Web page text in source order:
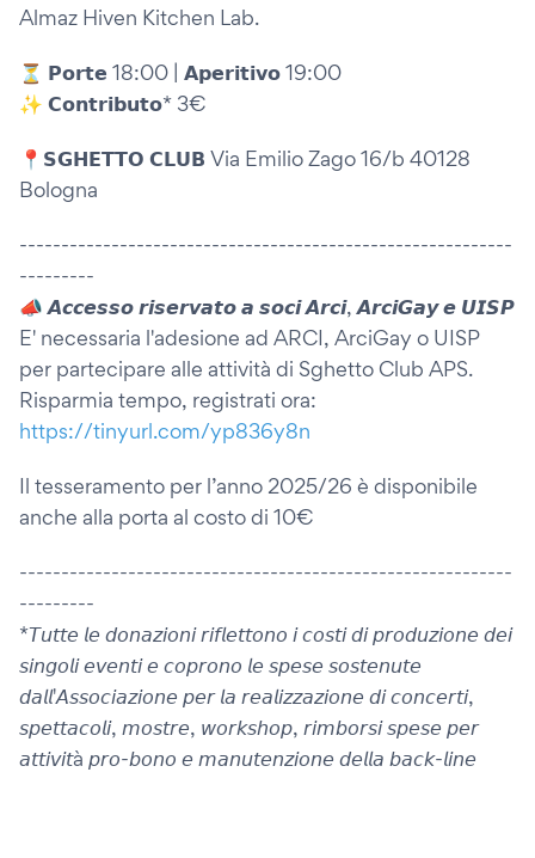
Almaz Hiven Kitchen Lab.
⏳ 𝗣𝗼𝗿𝘁𝗲 18:00 | 𝗔𝗽𝗲𝗿𝗶𝘁𝗶𝘃𝗼 19:00
✨ 𝗖𝗼𝗻𝘁𝗿𝗶𝗯𝘂𝘁𝗼* 3€
📍𝗦𝗚𝗛𝗘𝗧𝗧𝗢 𝗖𝗟𝗨𝗕 Via Emilio Zago 16/b 40128
Bologna
-----------------------------------------------------------
---------
📣 𝘼𝙘𝙘𝙚𝙨𝙨𝙤 𝙧𝙞𝙨𝙚𝙧𝙫𝙖𝙩𝙤 𝙖 𝙨𝙤𝙘𝙞 𝘼𝙧𝙘𝙞, 𝘼𝙧𝙘𝙞𝙂𝙖𝙮 𝙚 𝙐𝙄𝙎𝙋
E' necessaria l'adesione ad ARCI, ArciGay o UISP
per partecipare alle attività di Sghetto Club APS.
Risparmia tempo, registrati ora:
https://tinyurl.com/yp836y8n
Il tesseramento per l’anno 2025/26 è disponibile
anche alla porta al costo di 10€
-----------------------------------------------------------
---------
*𝘛𝘶𝘵𝘵𝘦 𝘭𝘦 𝘥𝘰𝘯𝘢𝘻𝘪𝘰𝘯𝘪 𝘳𝘪𝘧𝘭𝘦𝘵𝘵𝘰𝘯𝘰 𝘪 𝘤𝘰𝘴𝘵𝘪 𝘥𝘪 𝘱𝘳𝘰𝘥𝘶𝘻𝘪𝘰𝘯𝘦 𝘥𝘦𝘪
𝘴𝘪𝘯𝘨𝘰𝘭𝘪 𝘦𝘷𝘦𝘯𝘵𝘪 𝘦 𝘤𝘰𝘱𝘳𝘰𝘯𝘰 𝘭𝘦 𝘴𝘱𝘦𝘴𝘦 𝘴𝘰𝘴𝘵𝘦𝘯𝘶𝘵𝘦
𝘥𝘢𝘭𝘭'𝘈𝘴𝘴𝘰𝘤𝘪𝘢𝘻𝘪𝘰𝘯𝘦 𝘱𝘦𝘳 𝘭𝘢 𝘳𝘦𝘢𝘭𝘪𝘻𝘻𝘢𝘻𝘪𝘰𝘯𝘦 𝘥𝘪 𝘤𝘰𝘯𝘤𝘦𝘳𝘵𝘪,
𝘴𝘱𝘦𝘵𝘵𝘢𝘤𝘰𝘭𝘪, 𝘮𝘰𝘴𝘵𝘳𝘦, 𝘸𝘰𝘳𝘬𝘴𝘩𝘰𝘱, 𝘳𝘪𝘮𝘣𝘰𝘳𝘴𝘪 𝘴𝘱𝘦𝘴𝘦 𝘱𝘦𝘳
𝘢𝘵𝘵𝘪𝘷𝘪𝘵à 𝘱𝘳𝘰-𝘣𝘰𝘯𝘰 𝘦 𝘮𝘢𝘯𝘶𝘵𝘦𝘯𝘻𝘪𝘰𝘯𝘦 𝘥𝘦𝘭𝘭𝘢 𝘣𝘢𝘤𝘬-𝘭𝘪𝘯𝘦